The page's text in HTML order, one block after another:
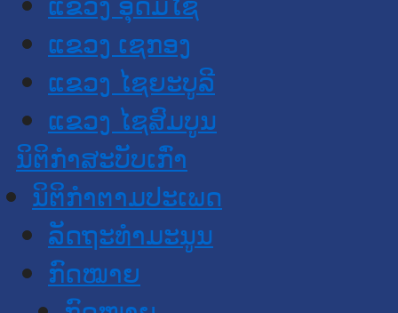
ແຂວງ ເຊກອງ
ແຂວງ ໄຊຍະບູລີ
ແຂວງ ໄຊສົມບູນ
ນິຕິກໍາສະບັບເກົ່າ
ນິຕິກຳຕາມປະເພດ
ລັດຖະທໍາມະນູນ
ກົດໝາຍ